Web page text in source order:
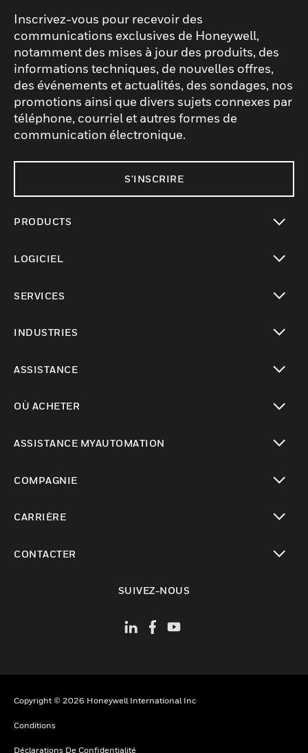
Inscrivez-vous pour recevoir des
communications exclusives de Honeywell,
notamment des mises à jour des produits, des
informations techniques, de nouvelles offres,
des événements et actualités, des sondages, nos
promotions ainsi que divers sujets connexes par
téléphone, courriel et autres formes de
communication électronique.
S'INSCRIRE
PRODUCTS
LOGICIEL
SERVICES
INDUSTRIES
ASSISTANCE
OÙ ACHETER
ASSISTANCE MYAUTOMATION
COMPAGNIE
CARRIÈRE
CONTACTER
SUIVEZ-NOUS
Copyright © 2026 Honeywell International Inc
Conditions
Déclarations De Confidentialité